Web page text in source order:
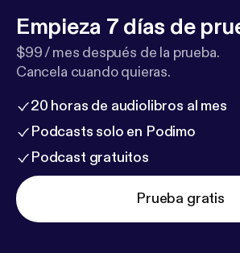
Empieza 7 días de
$99 / mes después de la prueba.
Cancela cuando quieras.
20 horas de audiolibros al mes
Podcasts solo en Podimo
Podcast gratuitos
Prueba gratis